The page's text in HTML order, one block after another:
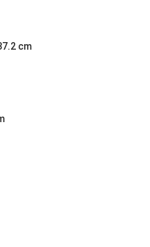
cm